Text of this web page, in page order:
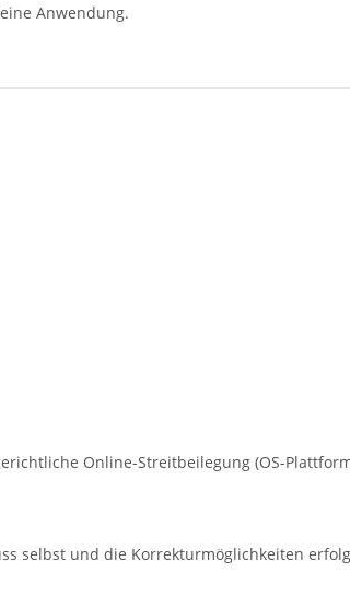
Anwendung.
Online-Streitbeilegung (OS-
selbst und die Korrekturmöglichkeiten